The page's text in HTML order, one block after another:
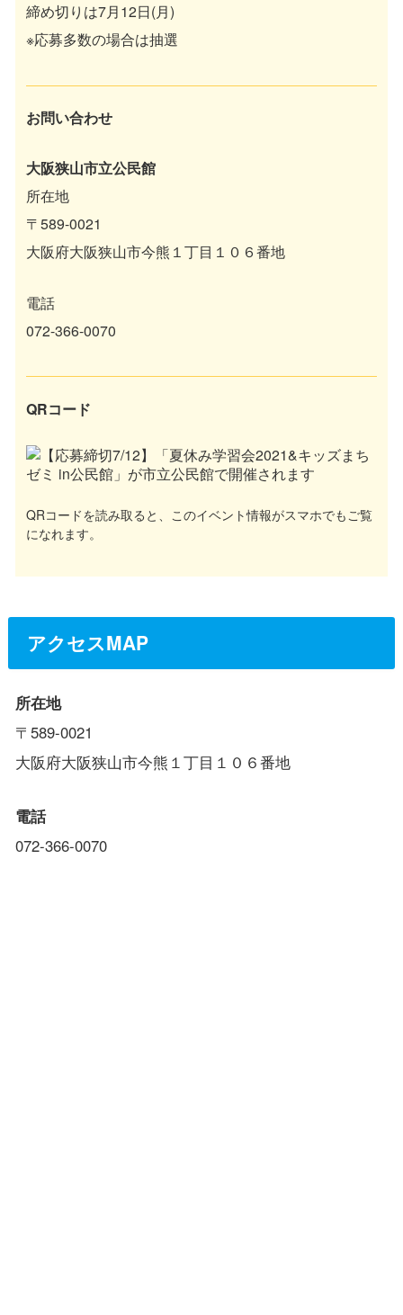
締め切りは7月12日(月)
※応募多数の場合は抽選
お問い合わせ
大阪狭山市立公民館
所在地
〒589-0021
大阪府大阪狭山市今熊１丁目１０６番地
電話
072-366-0070
QRコード
QRコードを読み取ると、このイベント情報がスマホでもご覧
になれます。
アクセスMAP
所在地
〒589-0021
大阪府大阪狭山市今熊１丁目１０６番地
電話
072-366-0070